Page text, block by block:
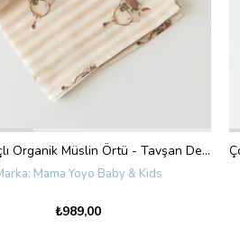
Çok Amaçlı Organik Müslin Örtü - Tavşan Desenli
Mama Yoyo Baby & Kids
₺989,00